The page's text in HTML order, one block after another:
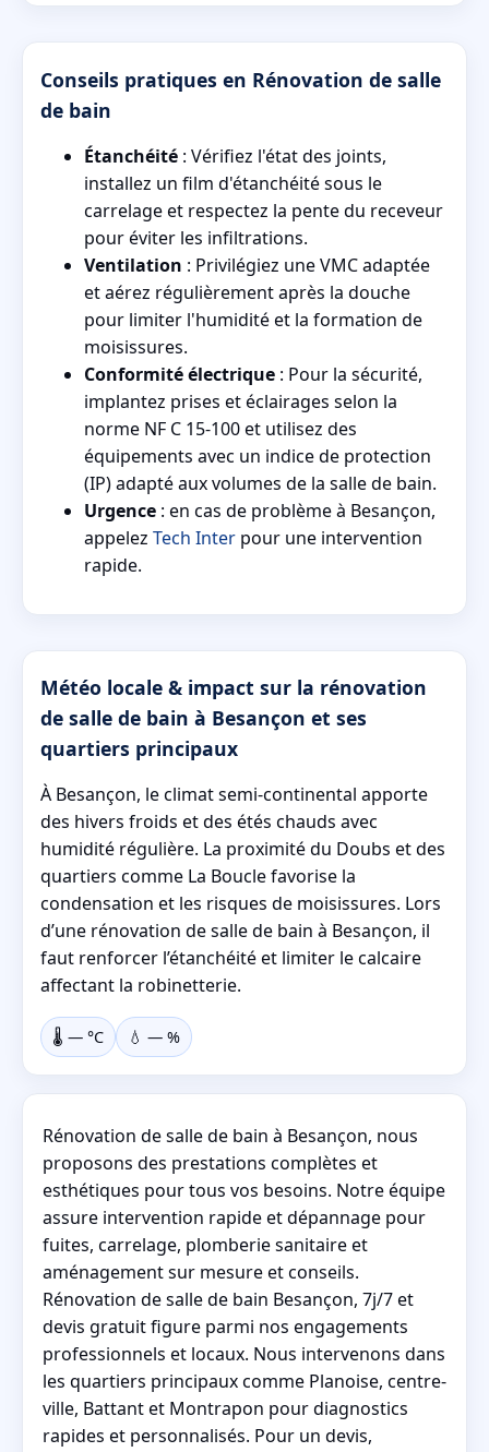
Conseils pratiques en Rénovation de salle
de bain
Étanchéité : Vérifiez l'état des joints,
installez un film d'étanchéité sous le
carrelage et respectez la pente du receveur
pour éviter les infiltrations.
Ventilation : Privilégiez une VMC adaptée
et aérez régulièrement après la douche
pour limiter l'humidité et la formation de
moisissures.
Conformité électrique : Pour la sécurité,
implantez prises et éclairages selon la
norme NF C 15-100 et utilisez des
équipements avec un indice de protection
(IP) adapté aux volumes de la salle de bain.
Urgence : en cas de problème à Besançon,
appelez Tech Inter pour une intervention
rapide.
Météo locale & impact sur la rénovation
de salle de bain à Besançon et ses
quartiers principaux
À Besançon, le climat semi-continental apporte
des hivers froids et des étés chauds avec
humidité régulière. La proximité du Doubs et des
quartiers comme La Boucle favorise la
condensation et les risques de moisissures. Lors
d’une rénovation de salle de bain à Besançon, il
faut renforcer l’étanchéité et limiter le calcaire
affectant la robinetterie.
🌡️ — °C 💧 — %
Rénovation de salle de bain à Besançon, nous
proposons des prestations complètes et
esthétiques pour tous vos besoins. Notre équipe
assure intervention rapide et dépannage pour
fuites, carrelage, plomberie sanitaire et
aménagement sur mesure et conseils.
Rénovation de salle de bain Besançon, 7j/7 et
devis gratuit figure parmi nos engagements
professionnels et locaux. Nous intervenons dans
les quartiers principaux comme Planoise, centre-
ville, Battant et Montrapon pour diagnostics
rapides et personnalisés. Pour un devis,